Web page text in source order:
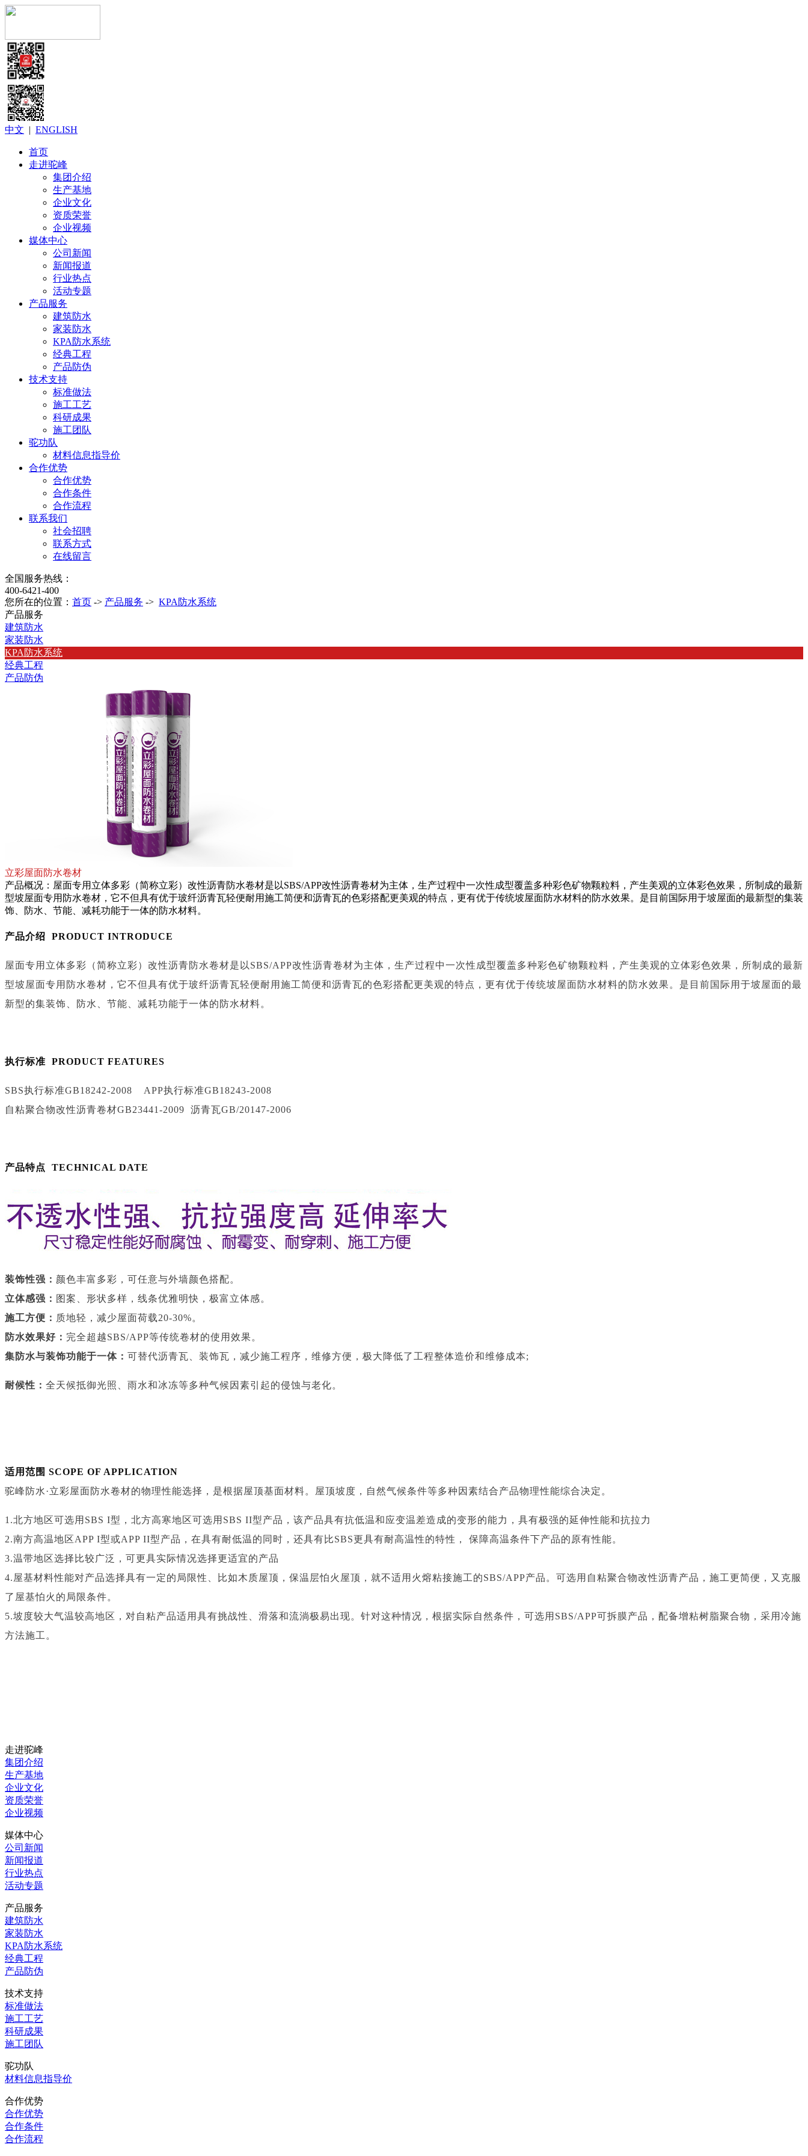
中文 | ENGLISH
首页
走进驼峰
集团介绍
生产基地
企业文化
资质荣誉
企业视频
媒体中心
公司新闻
新闻报道
行业热点
活动专题
产品服务
建筑防水
家装防水
KPA防水系统
经典工程
产品防伪
技术支持
标准做法
施工工艺
科研成果
施工团队
驼功队
材料信息指导价
合作优势
合作优势
合作条件
合作流程
联系我们
社会招聘
联系方式
在线留言
全国服务热线：
400-6421-400
您所在的位置： 首页 -> 产品服务 -> KPA防水系统
产品服务
建筑防水
家装防水
KPA防水系统
经典工程
产品防伪
立彩屋面防水卷材
产品概况：屋面专用立体多彩（简称立彩）改性沥青防水卷材是以SBS/APP改性沥青卷材为主体，生产过程中一次性成型覆盖多种彩色矿物颗粒料，产生美观的立体彩色效果，所制成的最新
型坡屋面专用防水卷材，它不但具有优于玻纤沥青瓦轻便耐用施工简便和沥青瓦的色彩搭配更美观的特点，更有优于传统坡屋面防水材料的防水效果。是目前国际用于坡屋面的最新型的集装
饰、防水、节能、减耗功能于一体的防水材料。
产品介绍 PRODUCT INTRODUCE
屋面专用立体多彩（简称立彩）改性沥青防水卷材是以SBS/APP改性沥青卷材为主体，生产过程中一次性成型覆盖多种彩色矿物颗粒料，产生美观的立体彩色效果，所制成的最新
型坡屋面专用防水卷材，它不但具有优于玻纤沥青瓦轻便耐用施工简便和沥青瓦的色彩搭配更美观的特点，更有优于传统坡屋面防水材料的防水效果。是目前国际用于坡屋面的最
新型的集装饰、防水、节能、减耗功能于一体的防水材料。
执行标准 PRODUCT FEATURES
SBS执行标准GB18242-2008 APP执行标准GB18243-2008
自粘聚合物改性沥青卷材GB23441-2009 沥青瓦GB/20147-2006
产品特点 TECHNICAL DATE
装饰性强： 颜色丰富多彩，可任意与外墙颜色搭配。
立体感强： 图案、形状多样，线条优雅明快，极富立体感。
施工方便： 质地轻，减少屋面荷载20-30%。
防水效果好： 完全超越SBS/APP等传统卷材的使用效果。
集防水与装饰功能于一体： 可替代沥青瓦、装饰瓦，减少施工程序，维修方便，极大降低了工程整体造价和维修成本;
耐候性： 全天候抵御光照、雨水和冰冻等多种气候因素引起的侵蚀与老化。
适用范围 SCOPE OF APPLICATION
驼峰防水·立彩屋面防水卷材的物理性能选择，是根据屋顶基面材料。屋顶坡度，自然气候条件等多种因素结合产品物理性能综合决定。
1.北方地区可选用SBS I型，北方高寒地区可选用SBS II型产品，该产品具有抗低温和应变温差造成的变形的能力，具有极强的延伸性能和抗拉力
2.南方高温地区APP I型或APP II型产品，在具有耐低温的同时，还具有比SBS更具有耐高温性的特性， 保障高温条件下产品的原有性能。
3.温带地区选择比较广泛，可更具实际情况选择更适宜的产品
4.屋基材料性能对产品选择具有一定的局限性、比如木质屋顶，保温层怕火屋顶，就不适用火熔粘接施工的SBS/APP产品。可选用自粘聚合物改性沥青产品，施工更简便，又克服
了屋基怕火的局限条件。
5.坡度较大气温较高地区，对自粘产品适用具有挑战性、滑落和流淌极易出现。针对这种情况，根据实际自然条件，可选用SBS/APP可拆膜产品，配备增粘树脂聚合物，采用冷施
方法施工。
走进驼峰
集团介绍
生产基地
企业文化
资质荣誉
企业视频
媒体中心
公司新闻
新闻报道
行业热点
活动专题
产品服务
建筑防水
家装防水
KPA防水系统
经典工程
产品防伪
技术支持
标准做法
施工工艺
科研成果
施工团队
驼功队
材料信息指导价
合作优势
合作优势
合作条件
合作流程